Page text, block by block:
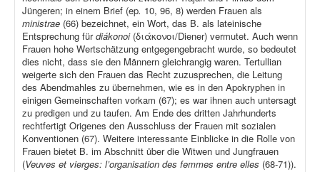
Jüngeren; in einem Brief (ep. 10, 96, 8) werden Frauen als
ministrae (66) bezeichnet, ein Wort, das B. als lateinische
Entsprechung fürdiákonoi (διάκονοι/Diener) vermutet. Auch wenn
Frauen hohe Wertschätzung entgegengebracht wurde, so bedeutet
dies nicht, dass sie den Männern gleichrangig waren. Tertullian
weigerte sich den Frauen das Recht zuzusprechen, die Leitung
des Abendmahles zu übernehmen, wie es in den Apokryphen in
einigen Gemeinschaften vorkam (67); es war ihnen auch untersagt
zu predigen und zu taufen. Am Ende des dritten Jahrhunderts
rechtfertigt Origenes den Ausschluss der Frauen mit sozialen
Konventionen (67). Weitere interessante Einblicke in die Rolle von
Frauen bietet B. im Abschnitt über die Witwen und Jungfrauen
(Veuves et vierges: l’organisation des femmes entre elles (68-71)).